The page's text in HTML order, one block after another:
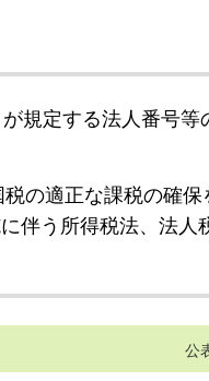
規定する法人番号
の適正な課税の確
伴う所得税法、法人
公